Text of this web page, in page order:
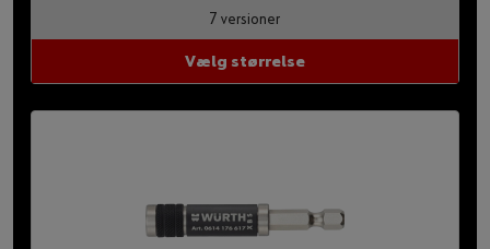
7 versioner
Vælg størrelse